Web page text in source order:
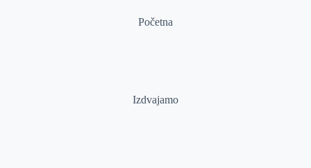
Početna
Izdvajamo